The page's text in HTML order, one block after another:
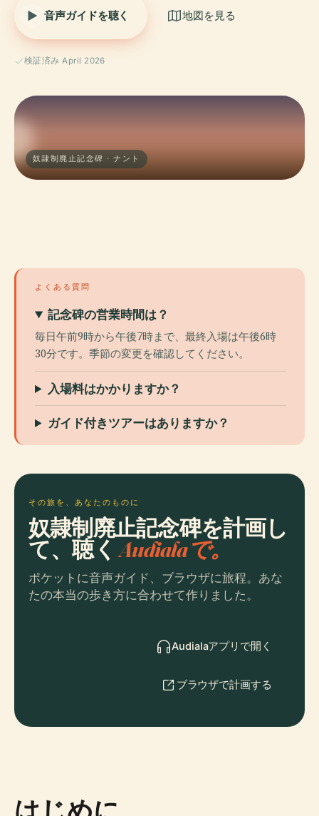
音声ガイドを聴く 地図を見る
検証済み April 2026
奴隷制廃止記念碑 · ナント
よくある質問
記念碑の営業時間は？
毎日午前9時から午後7時まで、最終入場は午後6時
30分です。季節の変更を確認してください。
入場料はかかりますか？
ガイド付きツアーはありますか？
その旅を、あなたのものに
奴隷制廃止記念碑を計画し
て、聴くAudialaで。
ポケットに音声ガイド、ブラウザに旅程。あな
たの本当の歩き方に合わせて作りました。
Audialaアプリで開く
ブラウザで計画する